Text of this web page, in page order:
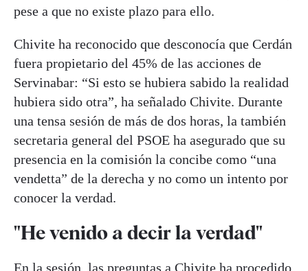
pese a que no existe plazo para ello.
Chivite ha reconocido que desconocía que Cerdán
fuera propietario del 45% de las acciones de
Servinabar: “Si esto se hubiera sabido la realidad
hubiera sido otra”, ha señalado Chivite. Durante
una tensa sesión de más de dos horas, la también
secretaria general del PSOE ha asegurado que su
presencia en la comisión la concibe como “una
vendetta” de la derecha y no como un intento por
conocer la verdad.
"He venido a decir la verdad"
En la sesión, las preguntas a Chivite ha procedido